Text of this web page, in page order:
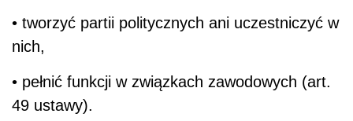
• tworzyć partii politycznych ani uczestniczyć w
nich,
• pełnić funkcji w związkach zawodowych (art.
49 ustawy).